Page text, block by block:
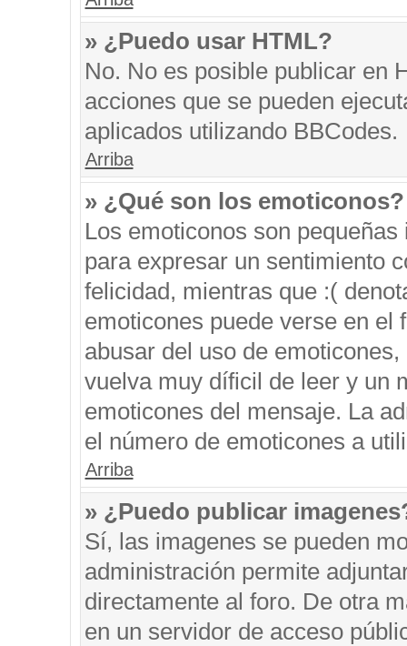
» ¿Puedo usar HTML?
No. No es posible publicar en
acciones que se pueden
aplicados utilizando BBCodes.
Arriba
» ¿Qué son los emoticonos?
Los emoticonos son
para expresar un sentimiento
felicidad, mientras que :(
emoticones puede verse en el
abusar del uso de
vuelva muy díficil de leer y un
emoticones del mensaje. La
el número de emoticones a
Arriba
» ¿Puedo publicar
Sí, las imagenes se pueden
administración permite
directamente al foro. De otra
en un servidor de acceso